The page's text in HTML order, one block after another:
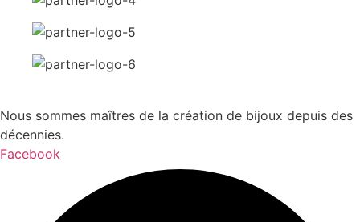
Nous sommes maîtres de la création de bijoux depuis des
décennies.
Facebook